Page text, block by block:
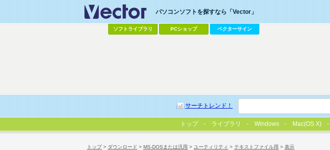
トップ> ダウンロード > MS-DOSまたは汎用 > ユーティリティ > テキストファイル用 > 表示
パソコンソフトを探すなら「Vector」
ソフトライブラリ PCショップ ベクターサイン
サーチトレンド！
トップ ライブラリ Windows Mac(OS X)